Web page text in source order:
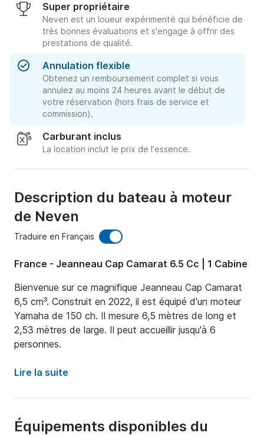
Super propriétaire
Neven est un loueur expérimenté qui bénéficie de
très bonnes évaluations et s'engage à offrir des
prestations de qualité.
Annulation flexible
Obtenez un remboursement complet si vous
annulez au moins 24 heures avant le début de
votre réservation (hors frais de service et
commission).
Carburant inclus
La location inclut le prix de l'essence.
Description du bateau à moteur
de Neven
Traduire en Français
France - Jeanneau Cap Camarat 6.5 Cc | 1 Cabine
Bienvenue sur ce magnifique Jeanneau Cap Camarat
6,5 cm³. Construit en 2022, il est équipé d'un moteur
Yamaha de 150 ch. Il mesure 6,5 mètres de long et
2,53 mètres de large. Il peut accueillir jusqu'à 6
personnes.
Lire la suite
Équipements disponibles du